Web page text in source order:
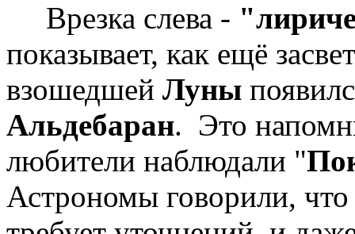
Врезка слева -
показывает, как ещё
взошедшей Луны
Альдебаран. Это
любители наблюдали "
Астрономы говорили,